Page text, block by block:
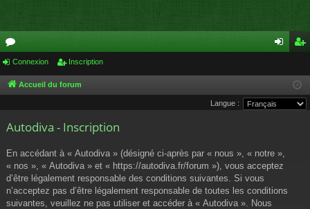
or
u
s
cri
pti
Connexion Inscription
Accueil du forum
Langue :
Autodiva - Inscription
En accédant à « Autodiva » (désigné ci-après par « nous », « notre »,
« nos », « Autodiva » et « https://autodiva.fr/forum »), vous acceptez
d’être légalement responsable des conditions suivantes. Si vous
n’acceptez pas d’être légalement responsable de toutes les conditions
suivantes, veuillez ne pas utiliser et accéder à « Autodiva ». Nous